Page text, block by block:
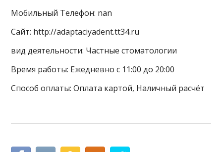
Мобильный Телефон: nan
Сайт: http://adaptaciyadent.tt34.ru
вид деятельности: Частные стоматологии
Время работы: Ежедневно с 11:00 до 20:00
Способ оплаты: Оплата картой, Наличный расчёт